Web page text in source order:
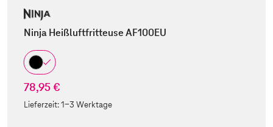
Ninja Heißluftfritteuse AF100EU
78,95 €
Lieferzeit:1-3 Werktage